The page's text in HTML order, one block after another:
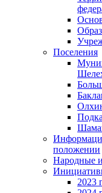
Поселения
положении
Народные
2023